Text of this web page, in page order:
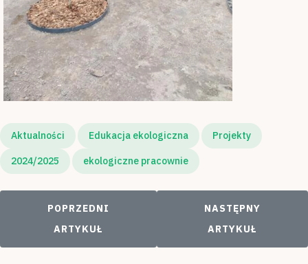
Aktualności Edukacja ekologiczna Projekty
2024/2025 ekologiczne pracownie
POPRZEDNI ARTYKUŁ: DZIEŃ DZIECKA
POPRZEDNI
ARTYKUŁ
NASTĘPNY
NASTĘPNY
ARTYKUŁ